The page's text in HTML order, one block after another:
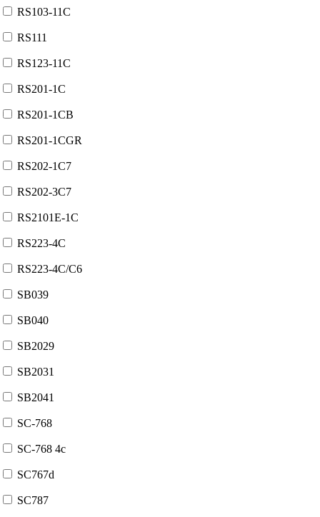
RS103-11C
RS111
RS123-11C
RS201-1C
RS201-1CB
RS201-1CGR
RS202-1C7
RS202-3C7
RS2101E-1C
RS223-4C
RS223-4C/C6
SB039
SB040
SB2029
SB2031
SB2041
SC-768
SC-768 4c
SC767d
SC787